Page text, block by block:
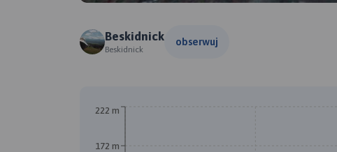
Beskidnick
Beskidnick
obserwuj
172 m
222 m